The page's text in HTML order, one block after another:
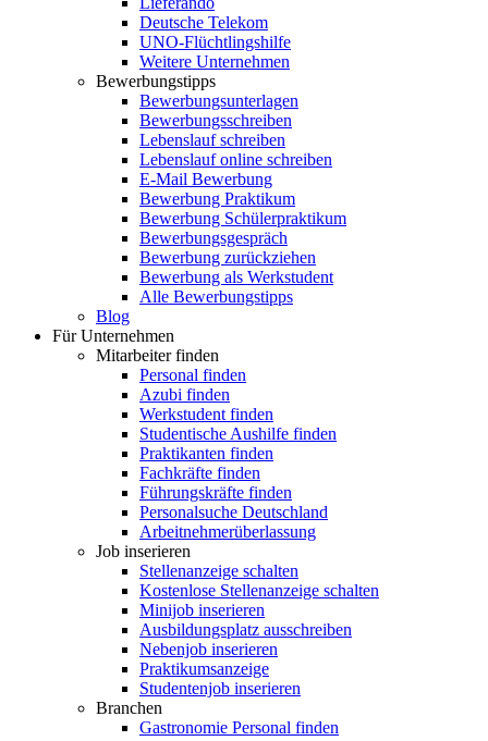
Deutsche Telekom
UNO-Flüchtlingshilfe
Weitere Unternehmen
Bewerbungstipps
Bewerbungsunterlagen
Bewerbungsschreiben
Lebenslauf schreiben
Lebenslauf online schreiben
E-Mail Bewerbung
Bewerbung Praktikum
Bewerbung Schülerpraktikum
Bewerbungsgespräch
Bewerbung zurückziehen
Bewerbung als Werkstudent
Alle Bewerbungstipps
Blog
Für Unternehmen
Mitarbeiter finden
Personal finden
Azubi finden
Werkstudent finden
Studentische Aushilfe finden
Praktikanten finden
Fachkräfte finden
Führungskräfte finden
Personalsuche Deutschland
Arbeitnehmerüberlassung
Job inserieren
Stellenanzeige schalten
Kostenlose Stellenanzeige schalten
Minijob inserieren
Ausbildungsplatz ausschreiben
Nebenjob inserieren
Praktikumsanzeige
Studentenjob inserieren
Branchen
Gastronomie Personal finden